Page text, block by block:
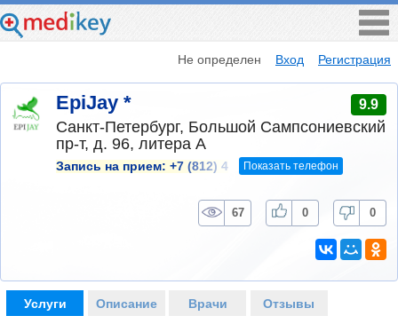
Не определен Вход Регистрация
EpiJay * 9.9
Санкт-Петербург, Большой Сампсониевский
пр-т, д. 96, литера А
Запись на прием: +7 (812) 4 Показать телефон
67 0 0
Услуги Описание Врачи Отзывы